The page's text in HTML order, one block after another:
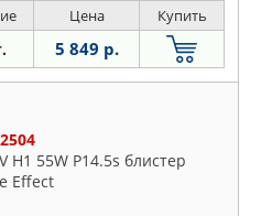
Цена Купить
5 849 р.
H1 55W P14.5s блистер
Effect